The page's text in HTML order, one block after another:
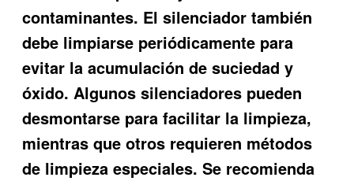
contaminantes. El silenciador también
debe limpiarse periódicamente para
evitar la acumulación de suciedad y
óxido. Algunos silenciadores pueden
desmontarse para facilitar la limpieza,
mientras que otros requieren métodos
de limpieza especiales. Se recomienda